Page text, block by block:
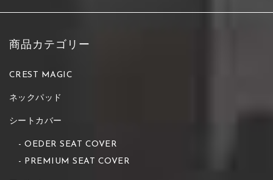
商品カテゴリー
CREST MAGIC
ネックパッド
シートカバー
OEDER SEAT COVER
PREMIUM SEAT COVER